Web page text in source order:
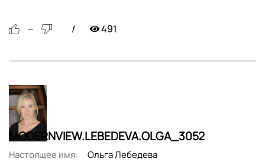
— 491
MODERNVIEW.LEBEDEVA.OLGA_3052
Настоящее имя:
Ольга Лебедева